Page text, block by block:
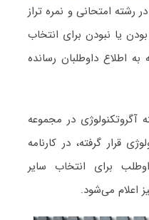
رشته امتحانی و نمره تراز
یا نبودن برای انتخاب
اطلاع داوطلبان رسانده
در مجموعه
قرار گرفته، در کارنامه
برای انتخاب سایر
اعلام می‌شود.